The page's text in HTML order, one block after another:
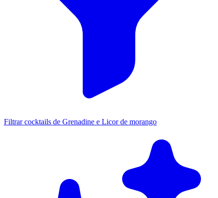
Filtrar cocktails de Grenadine e Licor de morango